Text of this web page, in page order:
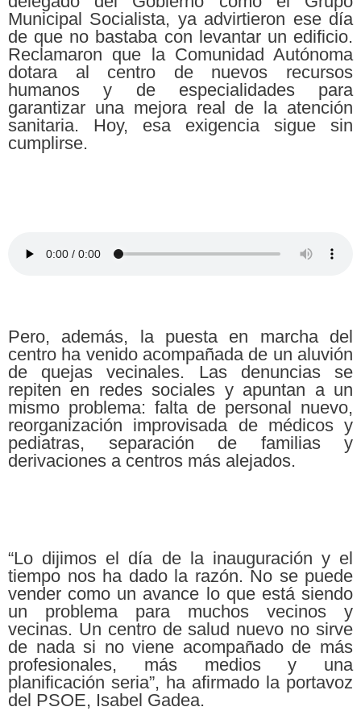
Municipal Socialista, ya advirtieron ese día
de que no bastaba con levantar un edificio.
Reclamaron que la Comunidad Autónoma
dotara al centro de nuevos recursos
humanos y de especialidades para
garantizar una mejora real de la atención
sanitaria. Hoy, esa exigencia sigue sin
cumplirse.
Pero, además, la puesta en marcha del
centro ha venido acompañada de un aluvión
de quejas vecinales. Las denuncias se
repiten en redes sociales y apuntan a un
mismo problema: falta de personal nuevo,
reorganización improvisada de médicos y
pediatras, separación de familias y
derivaciones a centros más alejados.
“Lo dijimos el día de la inauguración y el
tiempo nos ha dado la razón. No se puede
vender como un avance lo que está siendo
un problema para muchos vecinos y
vecinas. Un centro de salud nuevo no sirve
de nada si no viene acompañado de más
profesionales, más medios y una
planificación seria”, ha afirmado la portavoz
del PSOE, Isabel Gadea.